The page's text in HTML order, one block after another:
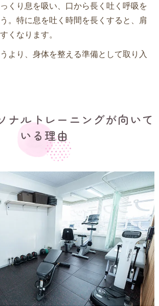
くり息を吸い、口から長く吐く呼吸を
。特に息を吐く時間を長くすると、肩
くなります。
より、身体を整える準備として取り入
ナルトレーニングが向いて
いる理由